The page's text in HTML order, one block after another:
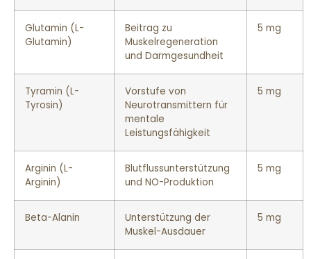
Glutamin (L-
Glutamin)
Beitrag zu
Muskelregeneration
und Darmgesundheit
5 mg
Tyramin (L-
Tyrosin)
Vorstufe von
Neurotransmittern für
mentale
Leistungsfähigkeit
5 mg
Arginin (L-
Arginin)
Blutflussunterstützung
und NO-Produktion
5 mg
Beta-Alanin
Unterstützung der
Muskel-Ausdauer
5 mg